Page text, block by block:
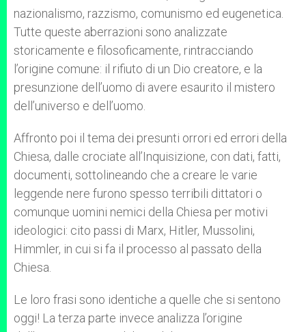
nazionalismo, razzismo, comunismo ed eugenetica.
Tutte queste aberrazioni sono analizzate
storicamente e filosoficamente, rintracciando
l’origine comune: il rifiuto di un Dio creatore, e la
presunzione dell’uomo di avere esaurito il mistero
dell’universo e dell’uomo.
Affronto poi il tema dei presunti orrori ed errori della
Chiesa, dalle crociate all’Inquisizione, con dati, fatti,
documenti, sottolineando che a creare le varie
leggende nere furono spesso terribili dittatori o
comunque uomini nemici della Chiesa per motivi
ideologici: cito passi di Marx, Hitler, Mussolini,
Himmler, in cui si fa il processo al passato della
Chiesa.
Le loro frasi sono identiche a quelle che si sentono
oggi! La terza parte invece analizza l’origine